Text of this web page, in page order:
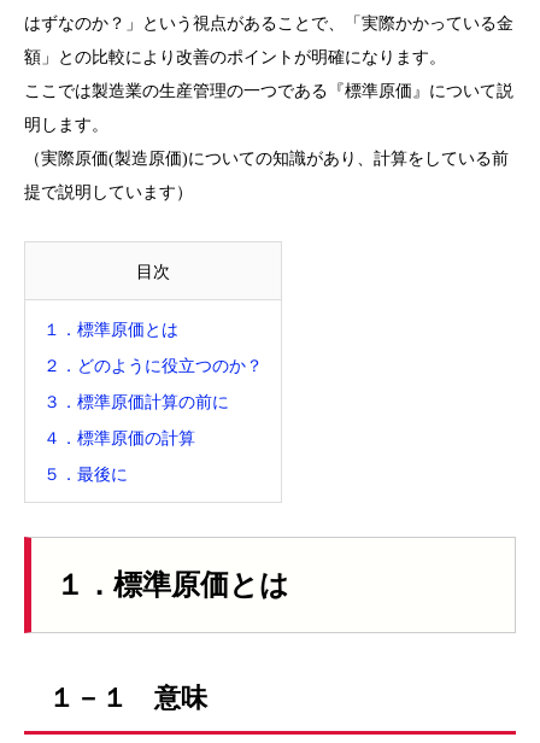
はずなのか？」という視点があることで、「実際かかっている金
額」との比較により改善のポイントが明確になります。
ここでは製造業の生産管理の一つである『標準原価』について説
明します。
（実際原価(製造原価)についての知識があり、計算をしている前
提で説明しています）
目次
１．標準原価とは
２．どのように役立つのか？
３．標準原価計算の前に
４．標準原価の計算
５．最後に
１．標準原価とは
１－１ 意味